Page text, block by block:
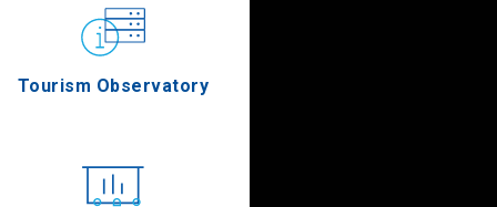
Tourism Observatory